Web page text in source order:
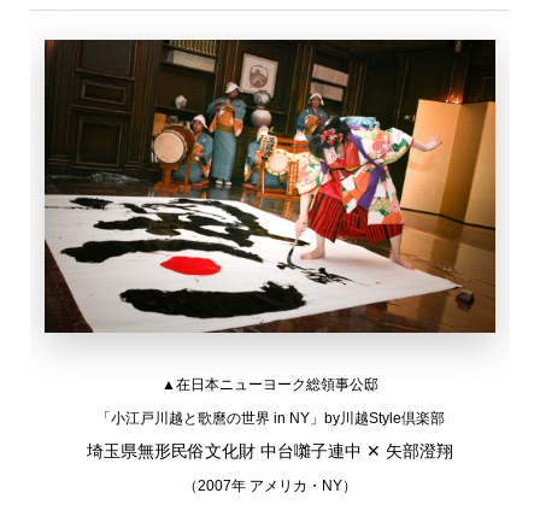
▲在日本ニューヨーク総領事公邸
「小江戸川越と歌麿の世界 in NY」by川越Style倶楽部
埼玉県無形民俗文化財 中台囃子連中 ✕ 矢部澄翔
（2007年 アメリカ・NY）